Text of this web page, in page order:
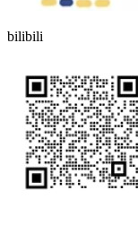
bilibili